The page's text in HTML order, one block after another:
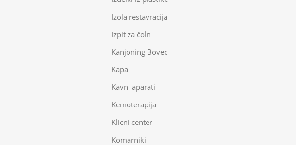
Izola restavracija
Izpit za čoln
Kanjoning Bovec
Kapa
Kavni aparati
Kemoterapija
Klicni center
Komarniki